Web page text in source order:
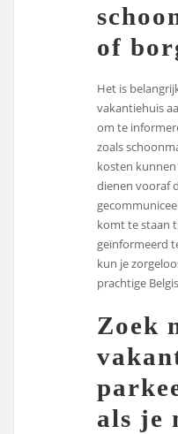
of
Het is
vakantiehuis
om te
zoals
kosten
dienen vooraf
komt te staan
geïnformeerd
kun je
prachtige
Zoek
als je